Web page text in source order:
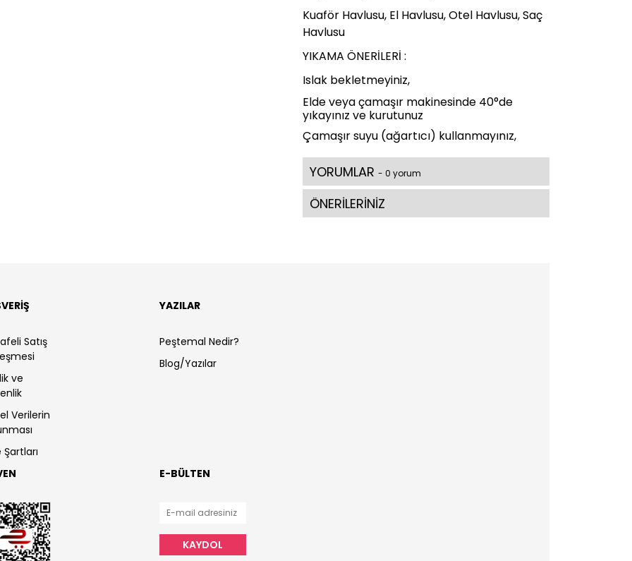
Kuaför Havlusu, El Havlusu, Otel Havlusu, Saç
Havlusu
YIKAMA ÖNERİLERİ :
Islak bekletmeyiniz,
Elde veya çamaşır makinesinde 40°de
yıkayınız ve kurutunuz
Çamaşır suyu (ağartıcı) kullanmayınız,
YORUMLAR - 0 yorum
ÖNERİLERİNİZ
Satış
ve
Verilerin
Şartları
YAZILAR
Peştemal Nedir?
Blog/Yazılar
E-BÜLTEN
KAYDOL